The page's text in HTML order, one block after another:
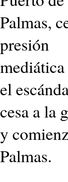
Palmas,
presión
el
cesa a la
y
Palmas.